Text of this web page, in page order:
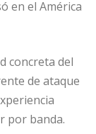
en el América
concreta del
de ataque
por banda.